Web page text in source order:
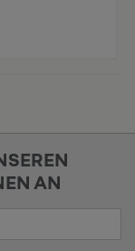
AN